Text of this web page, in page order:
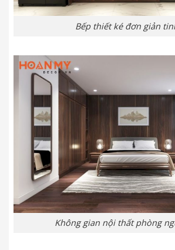
Bếp thiết ké đơn giản
Không gian nội thất phòng